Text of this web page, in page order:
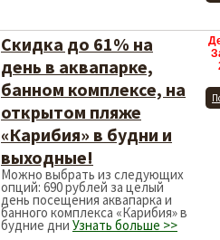
Скидка до 61% на
день в аквапарке,
банном комплексе, на
открытом пляже
«Карибия» в будни и
выходные!
Можно выбрать из следующих
опций: 690 рублей за целый
день посещения аквапарка и
банного комплекса «Карибия» в
будние дни Узнать больше >>